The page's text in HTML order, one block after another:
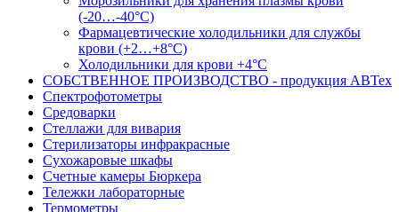
(-20…-40°С)
Фармацевтические холодильники для службы
крови (+2…+8°С)
Холодильники для крови +4°С
СОБСТВЕННОЕ ПРОИЗВОДСТВО - продукция АВТех
Спектрофотометры
Средоварки
Стеллажи для вивария
Стерилизаторы инфракрасные
Сухожаровые шкафы
Счетные камеры Бюркера
Тележки лабораторные
Термометры